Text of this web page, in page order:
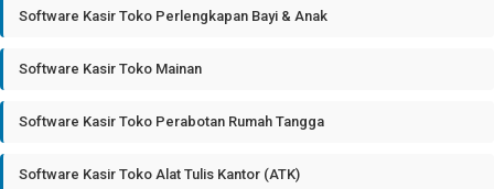
Software Kasir Toko Perlengkapan Bayi & Anak
Software Kasir Toko Mainan
Software Kasir Toko Perabotan Rumah Tangga
Software Kasir Toko Alat Tulis Kantor (ATK)